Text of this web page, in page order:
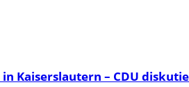
Kaiserslautern – CDU